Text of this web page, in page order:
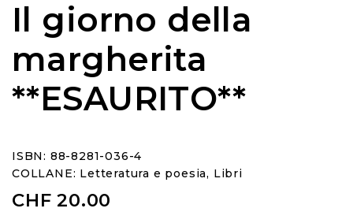
Il giorno della
margherita
**ESAURITO**
ISBN: 88-8281-036-4
COLLANE: Letteratura e poesia, Libri
CHF 20.00